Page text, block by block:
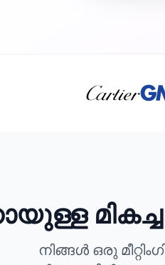
നിങ്ങൾ ഒരു